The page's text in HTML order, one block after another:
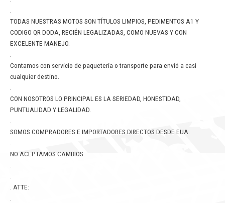
.
TODAS NUESTRAS MOTOS SON TÍTULOS LIMPIOS, PEDIMENTOS A1 Y
CODIGO QR DODA, RECIÉN LEGALIZADAS, COMO NUEVAS Y CON
EXCELENTE MANEJO.
.
Contamos con servicio de paquetería o transporte para envió a casi
cualquier destino.
.
CON NOSOTROS LO PRINCIPAL ES LA SERIEDAD, HONESTIDAD,
PUNTUALIDAD Y LEGALIDAD.
.
SOMOS COMPRADORES E IMPORTADORES DIRECTOS DESDE EUA.
.
NO ACEPTAMOS CAMBIOS.
.
.
. ATTE:
.